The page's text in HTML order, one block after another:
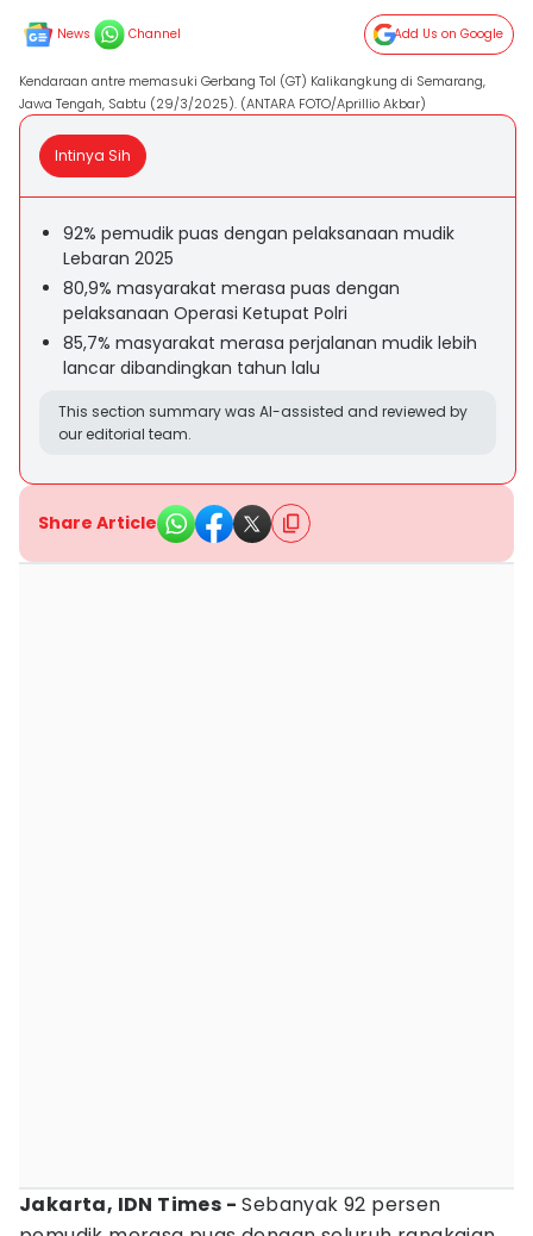
News Channel Add Us on Google
Kendaraan antre memasuki Gerbang Tol (GT) Kalikangkung di Semarang,
Jawa Tengah, Sabtu (29/3/2025). (ANTARA FOTO/Aprillio Akbar)
Intinya Sih
92% pemudik puas dengan pelaksanaan mudik
Lebaran 2025
80,9% masyarakat merasa puas dengan
pelaksanaan Operasi Ketupat Polri
85,7% masyarakat merasa perjalanan mudik lebih
lancar dibandingkan tahun lalu
This section summary was AI-assisted and reviewed by
our editorial team.
Share Article
Jakarta, IDN Times - Sebanyak 92 persen